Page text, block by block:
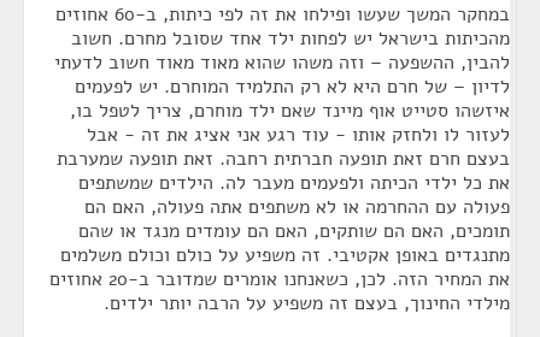
במחקר המשך שעשו ופילחו את זה לפי כיתות, ב-60 אחוזים
מהכיתות בישראל יש לפחות ילד אחד שסובל מחרם. חשוב
להבין, ההשפעה – וזה משהו שהוא מאוד מאוד חשוב לדעתי
לדיון – של חרם היא לא רק התלמיד המוחרם. יש לפעמים
איזשהו סטייט אוף מיינד שאם ילד מוחרם, צריך לטפל בו,
לעזור לו ולחזק אותו - עוד רגע אני אציג את זה - אבל
בעצם חרם זאת תופעה חברתית רחבה. זאת תופעה שמערבת
את כל ילדי הכיתה ולפעמים מעבר לה. הילדים שמשתפים
פעולה עם ההחרמה או לא משתפים אתה פעולה, האם הם
תומכים, האם הם שותקים, האם הם עומדים מנגד או שהם
מתנגדים באופן אקטיבי. זה משפיע על כולם וכולם משלמים
את המחיר הזה. לכן, כשאנחנו אומרים שמדובר ב-20 אחוזים
מילדי החינוך, בעצם זה משפיע על הרבה יותר ילדים.